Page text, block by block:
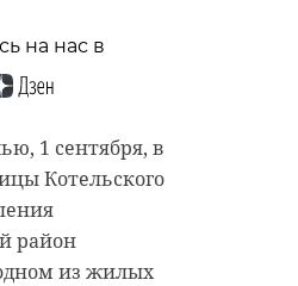
на нас в
1 сентября, в
Котельского
район
из жилых
районе
XIX
кладбище
нового
города